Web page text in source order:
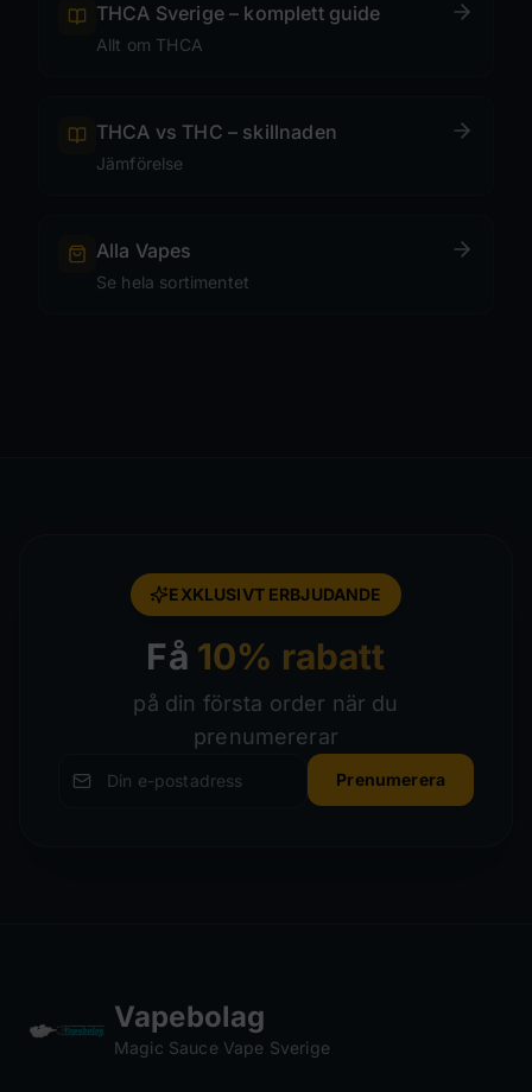
THCA Sverige – komplett guide
Allt om THCA
THCA vs THC – skillnaden
Jämförelse
Alla Vapes
Se hela sortimentet
EXKLUSIVT ERBJUDANDE
Få 10% rabatt
på din första order när du
prenumererar
Prenumerera
Vapebolag
Magic Sauce Vape Sverige